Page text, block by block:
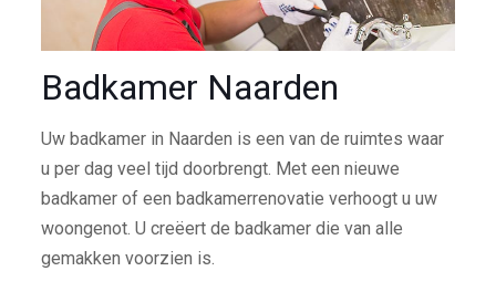
Badkamer Naarden
Uw badkamer in Naarden is een van de ruimtes waar
u per dag veel tijd doorbrengt. Met een nieuwe
badkamer of een badkamerrenovatie verhoogt u uw
woongenot. U creëert de badkamer die van alle
gemakken voorzien is.